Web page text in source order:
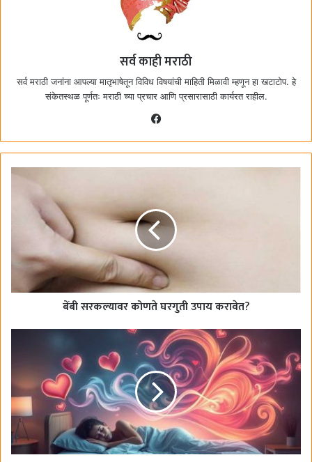
सर्व काही मराठी
सर्व मराठी जनांना आपल्या मातृभाषेतून विविध विषयांची माहिती मिळावी म्हणून हा खटाटोप. हे
संकेतस्थळ पूर्णतः मराठी च्या प्रचार आणि प्रसारासाठी कार्यरत राहील.
c
e
o
बेंबी सरकल्यावर कोणते घरगुती उपाय करावेत?